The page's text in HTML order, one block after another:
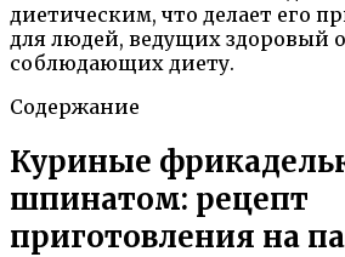
диетическим, что делает его
для людей, ведущих здоровый
соблюдающих диету.
Содержание
Куриные
шпинатом: рецепт
приготовления на